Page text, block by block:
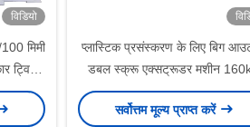
विडियो
मिमी
ट्विन
प्लास्टिक प्रसंस्करण के लिए बिग
डबल स्क्रू एक्सट्रूडर मशीन
PS130/28 आउटपुट 1100kg /
सर्वोत्तम मूल्य प्राप्त करें